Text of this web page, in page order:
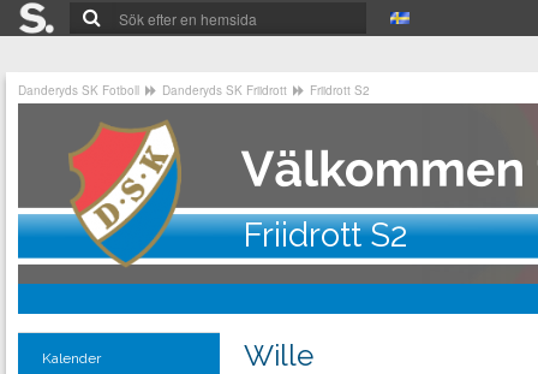
Danderyds SK Fotboll Danderyds SK Friidrott Friidrott S2
Friidrott S2
Kalender
Wille